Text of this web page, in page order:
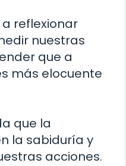
reflexionar
nuestras
que a
más elocuente
que la
la sabiduría y
acciones.